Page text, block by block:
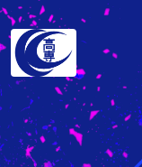
学科・